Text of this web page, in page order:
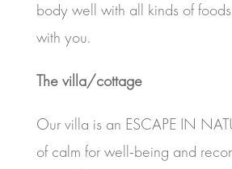
body well with all kinds of
with you.
The villa/cottage
Our villa is an ESCAPE IN
of calm for well-being and